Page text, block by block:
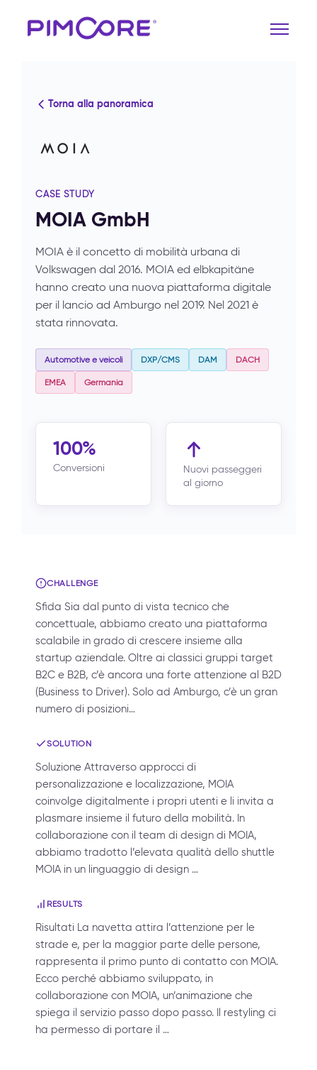
Torna alla panoramica
CASE STUDY
MOIA GmbH
MOIA è il concetto di mobilità urbana di
Volkswagen dal 2016. MOIA ed elbkapitäne
hanno creato una nuova piattaforma digitale
per il lancio ad Amburgo nel 2019. Nel 2021 è
stata rinnovata.
Automotive e veicoli DXP/CMS DAM DACH
EMEA Germania
100%
Conversioni
Nuovi passeggeri
al giorno
CHALLENGE
Sfida Sia dal punto di vista tecnico che
concettuale, abbiamo creato una piattaforma
scalabile in grado di crescere insieme alla
startup aziendale. Oltre ai classici gruppi target
B2C e B2B, c’è ancora una forte attenzione al B2D
(Business to Driver). Solo ad Amburgo, c’è un gran
numero di posizioni…
SOLUTION
Soluzione Attraverso approcci di
personalizzazione e localizzazione, MOIA
coinvolge digitalmente i propri utenti e li invita a
plasmare insieme il futuro della mobilità. In
collaborazione con il team di design di MOIA,
abbiamo tradotto l’elevata qualità dello shuttle
MOIA in un linguaggio di design …
RESULTS
Risultati La navetta attira l’attenzione per le
strade e, per la maggior parte delle persone,
rappresenta il primo punto di contatto con MOIA.
Ecco perché abbiamo sviluppato, in
collaborazione con MOIA, un’animazione che
spiega il servizio passo dopo passo. Il restyling ci
ha permesso di portare il …